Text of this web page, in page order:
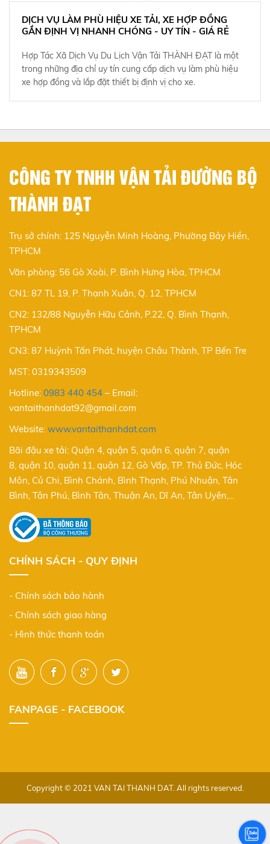
DỊCH VỤ LÀM PHÙ HIỆU XE TẢI, XE HỢP ĐỒNG
GẮN ĐỊNH VỊ NHANH CHÓNG - UY TÍN - GIÁ RẺ
Hợp Tác Xã Dịch Vụ Du Lịch Vận Tải THÀNH ĐẠT là một
trong những địa chỉ uy tín cung cấp dịch vụ làm phù hiệu
xe hợp đồng và lắp đặt thiết bị định vị cho xe.
CÔNG TY TNHH VẬN TẢI ĐƯỜNG BỘ
THÀNH ĐẠT
Trụ sở chính: 125 Nguyễn Minh Hoàng, Phường Bảy Hiền,
TPHCM
Văn phòng: 56 Gò Xoài, P. Bình Hưng Hòa, TPHCM
CN1: 87 TL 19, P. Thạnh Xuân, Q. 12, TPHCM
CN2: 132/88 Nguyễn Hữu Cảnh, P.22, Q. Bình Thạnh,
TPHCM
CN3: 87 Huỳnh Tấn Phát, huyện Châu Thành, TP Bến Tre
MST: 0319343509
Hotline: 0983 440 454 – Email:
vantaithanhdat92@gmail.com
Website: www.vantaithanhdat.com
Bãi đậu xe tải: Quận 4, quận 5, quận 6, quận 7, quận
8, quận 10, quận 11, quận 12, Gò Vấp, TP. Thủ Đức, Hóc
Môn, Củ Chi, Bình Chánh, Bình Thạnh, Phú Nhuận, Tân
Bình, Tân Phú, Bình Tân, Thuận An, Dĩ An, Tân Uyên,...
CHÍNH SÁCH - QUY ĐỊNH
- Chính sách bảo hành
- Chính sách giao hàng
- Hình thức thanh toán
FANPAGE - FACEBOOK
Copyright © 2021 VAN TAI THANH DAT. All rights reserved.